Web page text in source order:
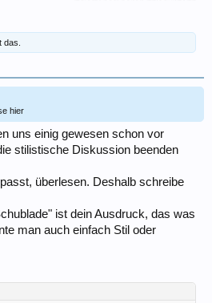
das.
hier
uns einig gewesen schon vor
stilistische Diskussion beenden
überlesen. Deshalb schreibe
ist dein Ausdruck, das was
man auch einfach Stil oder